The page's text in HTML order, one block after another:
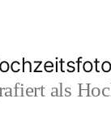
als